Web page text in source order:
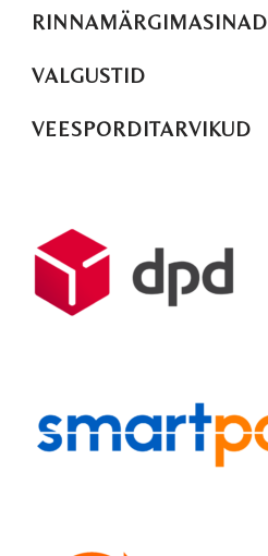
RINNAMÄRGIMASINAD
VALGUSTID
VEESPORDITARVIKUD